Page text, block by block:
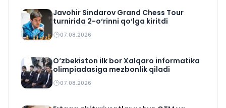
Javohir Sindarov Grand Chess Tour
turnirida 2-o‘rinni qo‘lga kiritdi
07.08.2026
O‘zbekiston ilk bor Xalqaro informatika
olimpiadasiga mezbonlik qiladi
07.08.2026